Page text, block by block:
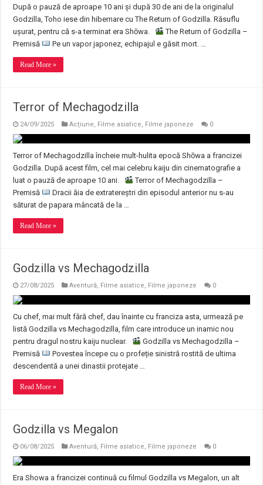
După o pauză de aproape 10 ani și după 30 de ani de la originalul
Godzilla, Toho iese din hibernare cu The Return of Godzilla. Răsuflu
ușurat, pentru că s-a terminat era Shōwa.
The Return of Godzilla –
Premisă
Pe un vapor japonez, echipajul e găsit mort. …
Read More »
Terror of Mechagodzilla
24/09/2025 Acțiune, Filme asiatice, Filme japoneze 0
Terror of Mechagodzilla încheie mult-hulita epocă Shōwa a francizei
Godzilla. După acest film, cel mai celebru kaiju din cinematografie a
luat o pauză de aproape 10 ani.
Terror of Mechagodzilla –
Premisă
Dracii ăia de extratereștri din episodul anterior nu s-au
săturat de papara mâncată de la …
Read More »
Godzilla vs Mechagodzilla
27/08/2025 Aventură, Filme asiatice, Filme japoneze 0
Cu chef, mai mult fără chef, dau înainte cu franciza asta, urmează pe
listă Godzilla vs Mechagodzilla, film care introduce un inamic nou
pentru dragul nostru kaiju nuclear.
Godzilla vs Mechagodzilla –
Premisă
Povestea începe cu o profeție sinistră rostită de ultima
descendentă a unei dinastii protejate …
Read More »
Godzilla vs Megalon
06/08/2025 Aventură, Filme asiatice, Filme japoneze 0
Era Showa a francizei continuă cu filmul Godzilla vs Megalon, un alt